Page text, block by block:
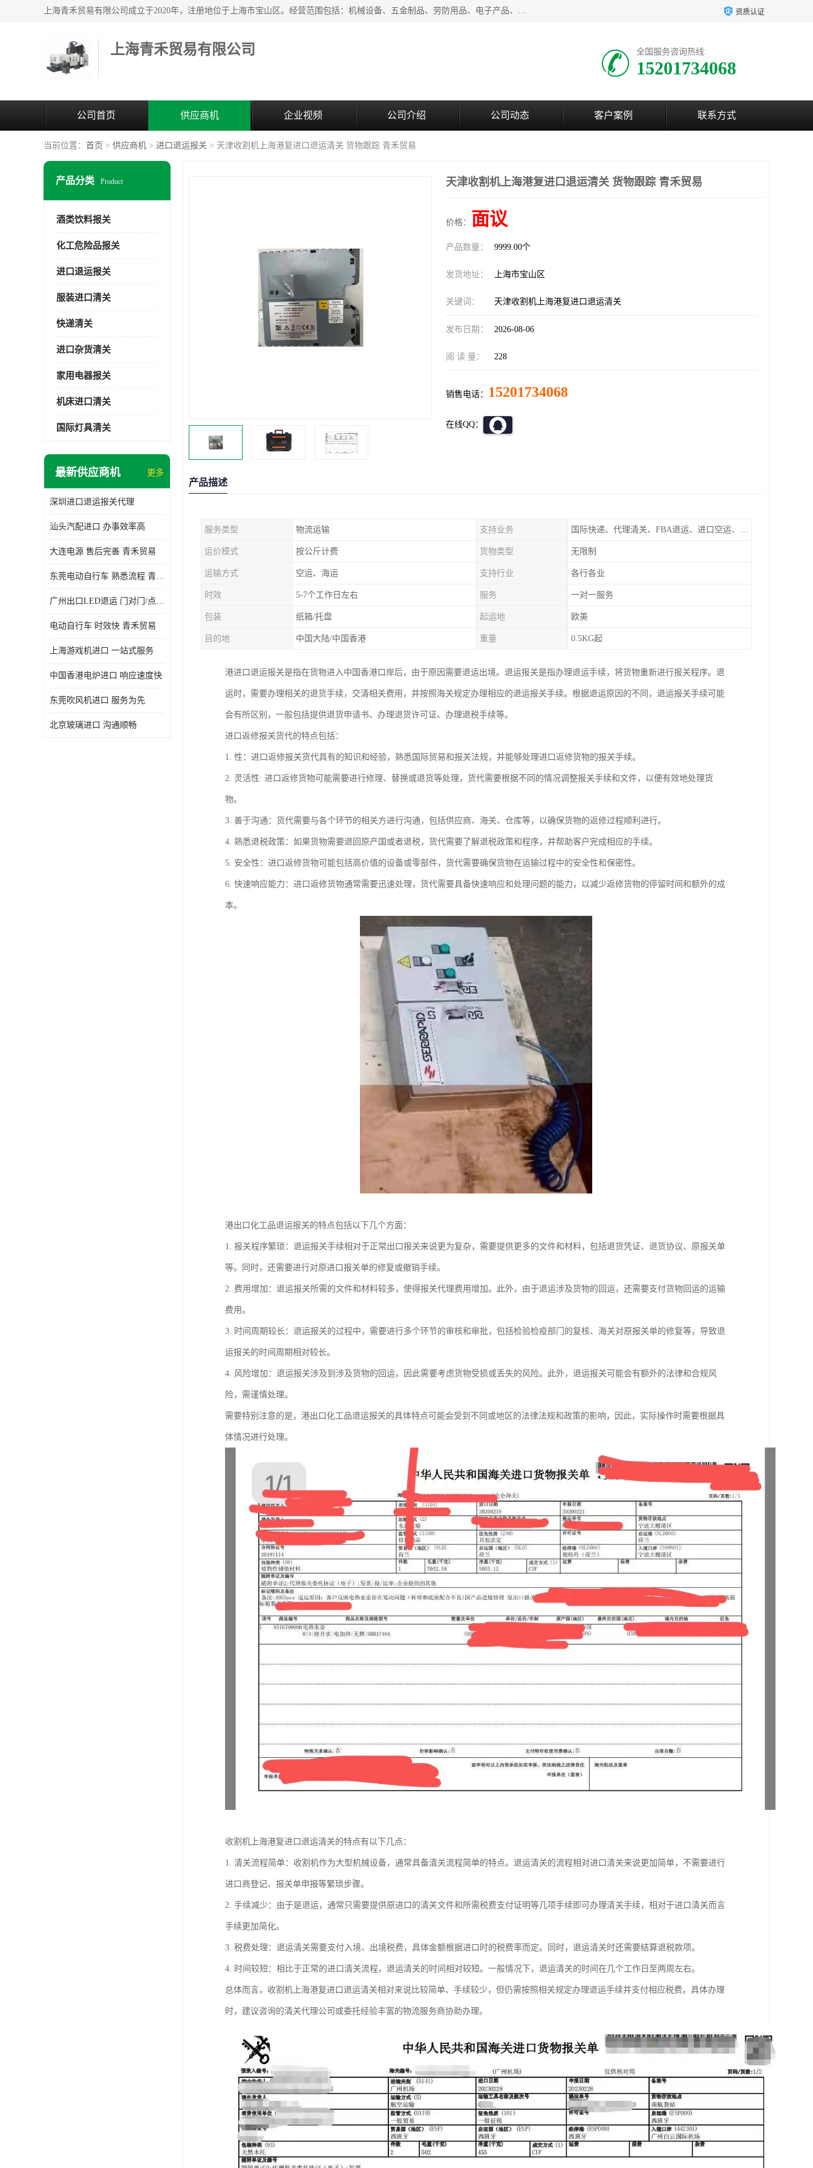
上海青禾贸易有限公司成立于2020年，注册地位于上海市宝山区。经营范围包括：机械设备、五金制品、劳防用品、电子产品、塑胶制品、家具、模具、纺织品、仪器仪表、建筑材料、装饰材料、化工产品、金属制品、机车配件等货物进出口报关、清关服务。 资质认证
上海青禾贸易有限公司 全国服务咨询热线:
15201734068
公司首页 供应商机 企业视频 公司介绍 公司动态 客户案例 联系方式
当前位置： 首页 > 供应商机 > 进口退运报关 > 天津收割机上海港复进口退运清关 货物跟踪 青禾贸易
产品分类 Product
酒类饮料报关
化工危险品报关
进口退运报关
服装进口清关
快递清关
进口杂货清关
家用电器报关
机床进口清关
国际灯具清关
最新供应商机 更多
深圳进口退运报关代理
汕头汽配进口 办事效率高
大连电源 售后完善 青禾贸易
东莞电动自行车 熟悉流程 青禾贸易
广州出口LED退运 门对门/点对点
电动自行车 时效快 青禾贸易
上海游戏机进口 一站式服务
中国香港电炉进口 响应速度快
东莞吹风机进口 服务为先
北京玻璃进口 沟通顺畅
天津收割机上海港复进口退运清关 货物跟踪 青禾贸易
价格： 面议
产品数量： 9999.00个
发货地址： 上海市宝山区
关键词： 天津收割机上海港复进口退运清关
发布日期： 2026-08-06
阅 读 量： 228
销售电话： 15201734068
在线QQ：
产品描述
服务类型 物流运输 支持业务 国际快递、代理清关、FBA退运、进口空运、进口海运
运价模式 按公斤计费 货物类型 无限制
运输方式 空运、海运 支持行业 各行各业
时效 5-7个工作日左右 服务 一对一服务
包装 纸箱/托盘 起运地 欧美
目的地 中国大陆/中国香港 重量 0.5KG起
港进口退运报关是指在货物进入中国香港口岸后，由于原因需要退运出境。退运报关是指办理退运手续，将货物重新进行报关程序。退
运时，需要办理相关的退货手续，交清相关费用，并按照海关规定办理相应的退运报关手续。根据退运原因的不同，退运报关手续可能
会有所区别，一般包括提供退货申请书、办理退货许可证、办理退税手续等。
进口返修报关货代的特点包括：
1. 性：进口返修报关货代具有的知识和经验，熟悉国际贸易和报关法规，并能够处理进口返修货物的报关手续。
2. 灵活性: 进口返修货物可能需要进行修理、替换或退货等处理，货代需要根据不同的情况调整报关手续和文件，以便有效地处理货
物。
3. 善于沟通：货代需要与各个环节的相关方进行沟通，包括供应商、海关、仓库等，以确保货物的返修过程顺利进行。
4. 熟悉退税政策：如果货物需要退回原产国或者退税，货代需要了解退税政策和程序，并帮助客户完成相应的手续。
5. 安全性：进口返修货物可能包括高价值的设备或零部件，货代需要确保货物在运输过程中的安全性和保密性。
6. 快速响应能力：进口返修货物通常需要迅速处理，货代需要具备快速响应和处理问题的能力，以减少返修货物的停留时间和额外的成
本。
港出口化工品退运报关的特点包括以下几个方面：
1. 报关程序繁琐：退运报关手续相对于正常出口报关来说更为复杂，需要提供更多的文件和材料，包括退货凭证、退货协议、原报关单
等。同时，还需要进行对原进口报关单的修复或撤销手续。
2. 费用增加：退运报关所需的文件和材料较多，使得报关代理费用增加。此外，由于退运涉及货物的回运，还需要支付货物回运的运输
费用。
3. 时间周期较长：退运报关的过程中，需要进行多个环节的审核和审批，包括检验检疫部门的复核、海关对原报关单的修复等，导致退
运报关的时间周期相对较长。
4. 风险增加：退运报关涉及到涉及货物的回运，因此需要考虑货物受损或丢失的风险。此外，退运报关可能会有额外的法律和合规风
险，需谨慎处理。
需要特别注意的是，港出口化工品退运报关的具体特点可能会受到不同或地区的法律法规和政策的影响，因此，实际操作时需要根据具
体情况进行处理。
收割机上海港复进口退运清关的特点有以下几点：
1. 清关流程简单：收割机作为大型机械设备，通常具备清关流程简单的特点。退运清关的流程相对进口清关来说更加简单，不需要进行
进口商登记、报关单申报等繁琐步骤。
2. 手续减少：由于是退运，通常只需要提供原进口的清关文件和所需税费支付证明等几项手续即可办理清关手续，相对于进口清关而言
手续更加简化。
3. 税费处理：退运清关需要支付入境、出境税费，具体金额根据进口时的税费率而定。同时，退运清关时还需要结算退税款项。
4. 时间较短：相比于正常的进口清关流程，退运清关的时间相对较短。一般情况下，退运清关的时间在几个工作日至两周左右。
总体而言，收割机上海港复进口退运清关相对来说比较简单、手续较少，但仍需按照相关规定办理退运手续并支付相应税费。具体办理
时，建议咨询的清关代理公司或委托经验丰富的物流服务商协助办理。